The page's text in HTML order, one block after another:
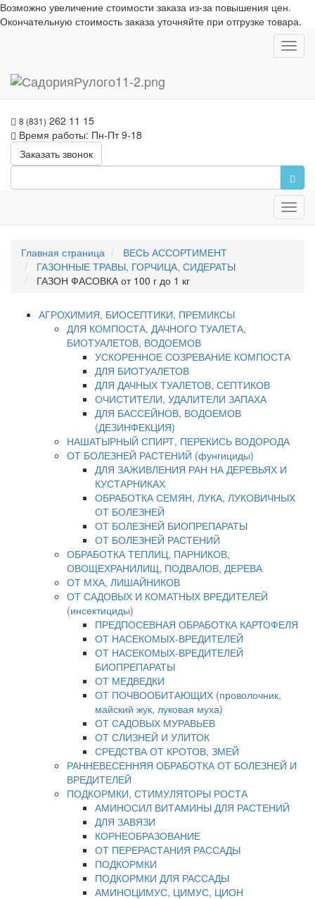
Возможно увеличение стоимости заказа из-за повышения цен.
Окончательную стоимость заказа уточняйте при отгрузке товара.
8 (831) 262 11 15
Время работы: Пн-Пт 9-18
Заказать звонок
Главная страница
ВЕСЬ АССОРТИМЕНТ
ГАЗОННЫЕ ТРАВЫ, ГОРЧИЦА, СИДЕРАТЫ
ГАЗОН ФАСОВКА от 100 г до 1 кг
АГРОХИМИЯ, БИОСЕПТИКИ, ПРЕМИКСЫ
ДЛЯ КОМПОСТА, ДАЧНОГО ТУАЛЕТА,
БИОТУАЛЕТОВ, ВОДОЕМОВ
УСКОРЕННОЕ СОЗРЕВАНИЕ КОМПОСТА
ДЛЯ БИОТУАЛЕТОВ
ДЛЯ ДАЧНЫХ ТУАЛЕТОВ, СЕПТИКОВ
ОЧИСТИТЕЛИ, УДАЛИТЕЛИ ЗАПАХА
ДЛЯ БАССЕЙНОВ, ВОДОЕМОВ
(ДЕЗИНФЕКЦИЯ)
НАШАТЫРНЫЙ СПИРТ, ПЕРЕКИСЬ ВОДОРОДА
ОТ БОЛЕЗНЕЙ РАСТЕНИЙ (фунгициды)
ДЛЯ ЗАЖИВЛЕНИЯ РАН НА ДЕРЕВЬЯХ И
КУСТАРНИКАХ
ОБРАБОТКА СЕМЯН, ЛУКА, ЛУКОВИЧНЫХ
ОТ БОЛЕЗНЕЙ
ОТ БОЛЕЗНЕЙ БИОПРЕПАРАТЫ
ОТ БОЛЕЗНЕЙ РАСТЕНИЙ
ОБРАБОТКА ТЕПЛИЦ, ПАРНИКОВ,
ОВОЩЕХРАНИЛИЩ, ПОДВАЛОВ, ДЕРЕВА
ОТ МХА, ЛИШАЙНИКОВ
ОТ САДОВЫХ И КОМАТНЫХ ВРЕДИТЕЛЕЙ
(инсектициды)
ПРЕДПОСЕВНАЯ ОБРАБОТКА КАРТОФЕЛЯ
ОТ НАСЕКОМЫХ-ВРЕДИТЕЛЕЙ
ОТ НАСЕКОМЫХ-ВРЕДИТЕЛЕЙ
БИОПРЕПАРАТЫ
ОТ МЕДВЕДКИ
ОТ ПОЧВООБИТАЮЩИХ (проволочник,
майский жук, луковая муха)
ОТ САДОВЫХ МУРАВЬЕВ
ОТ СЛИЗНЕЙ И УЛИТОК
СРЕДСТВА ОТ КРОТОВ, ЗМЕЙ
РАННЕВЕСЕННЯЯ ОБРАБОТКА ОТ БОЛЕЗНЕЙ И
ВРЕДИТЕЛЕЙ
ПОДКОРМКИ, СТИМУЛЯТОРЫ РОСТА
АМИНОСИЛ ВИТАМИНЫ ДЛЯ РАСТЕНИЙ
ДЛЯ ЗАВЯЗИ
КОРНЕОБРАЗОВАНИЕ
ОТ ПЕРЕРАСТАНИЯ РАССАДЫ
ПОДКОРМКИ
ПОДКОРМКИ ДЛЯ РАССАДЫ
АМИНОЦИМУС, ЦИМУС, ЦИОН